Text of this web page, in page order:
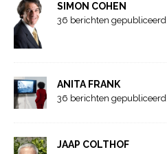
SIMON COHEN
36 berichten gepubliceerd
ANITA FRANK
36 berichten gepubliceerd
JAAP COLTHOF